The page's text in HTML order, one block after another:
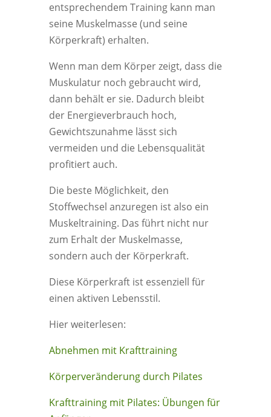
entsprechendem Training kann man
seine Muskelmasse (und seine
Körperkraft) erhalten.
Wenn man dem Körper zeigt, dass die
Muskulatur noch gebraucht wird,
dann behält er sie. Dadurch bleibt
der Energieverbrauch hoch,
Gewichtszunahme lässt sich
vermeiden und die Lebensqualität
profitiert auch.
Die beste Möglichkeit, den
Stoffwechsel anzuregen ist also ein
Muskeltraining. Das führt nicht nur
zum Erhalt der Muskelmasse,
sondern auch der Körperkraft.
Diese Körperkraft ist essenziell für
einen aktiven Lebensstil.
Hier weiterlesen:
Abnehmen mit Krafttraining
Körperveränderung durch Pilates
Krafttraining mit Pilates: Übungen für